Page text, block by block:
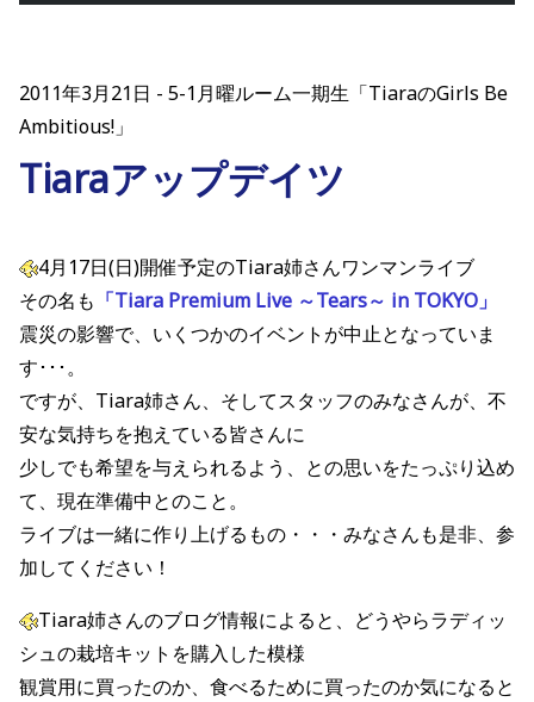
2011年3月21日
5-1月曜ルーム一期生「TiaraのGirls Be
Ambitious!」
Tiaraアップデイツ
4月17日(日)開催予定のTiara姉さんワンマンライブ
その名も 「Tiara Premium Live ～Tears～ in TOKYO」
震災の影響で、いくつかのイベントが中止となっていま
す･･･。
ですが、Tiara姉さん、そしてスタッフのみなさんが、不
安な気持ちを抱えている皆さんに
少しでも希望を与えられるよう、との思いをたっぷり込め
て、現在準備中とのこと。
ライブは一緒に作り上げるもの・・・みなさんも是非、参
加してください！
Tiara姉さんのブログ情報によると、どうやらラディッ
シュの栽培キットを購入した模様
観賞用に買ったのか、食べるために買ったのか気になると